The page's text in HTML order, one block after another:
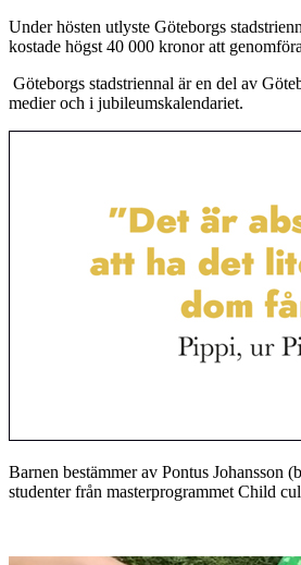
Under hösten utlyste Göteborgs
kostade högst 40 000 kronor att
Göteborgs stadstriennal är en del av
medier och i jubileumskalendariet.
Barnen bestämmer av Pontus Johansson
studenter från masterprogrammet Child